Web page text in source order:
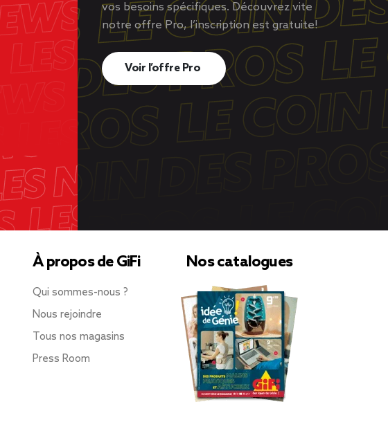
vos besoins spécifiques. Découvrez vite
notre offre Pro, l’inscription est gratuite!
Voir l’offre Pro
À propos de GiFi
Qui sommes-nous ?
Nous rejoindre
Tous nos magasins
Press Room
Nos catalogues